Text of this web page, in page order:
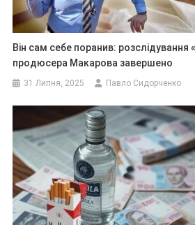
Він сам себе поранив: розслідування
продюсера Макарова завершено
31 Липня, 2025 Павло Сидорченко